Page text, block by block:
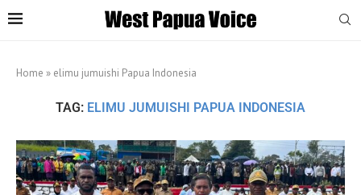
Home » elimu jumuishi Papua Indonesia
TAG: ELIMU JUMUISHI PAPUA INDONESIA